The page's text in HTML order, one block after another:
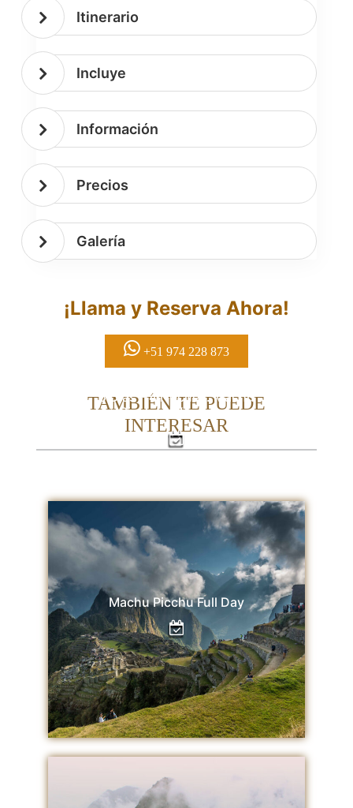
Itinerario
Incluye
Información
Precios
Galería
¡Llama y Reserva Ahora!
+51 974 228 873
TAMBIÉN TE PUEDE
INTERESAR
5 Días – 4 Noches: Machu
Picchu y Vinicunca
Machu Picchu Full Day